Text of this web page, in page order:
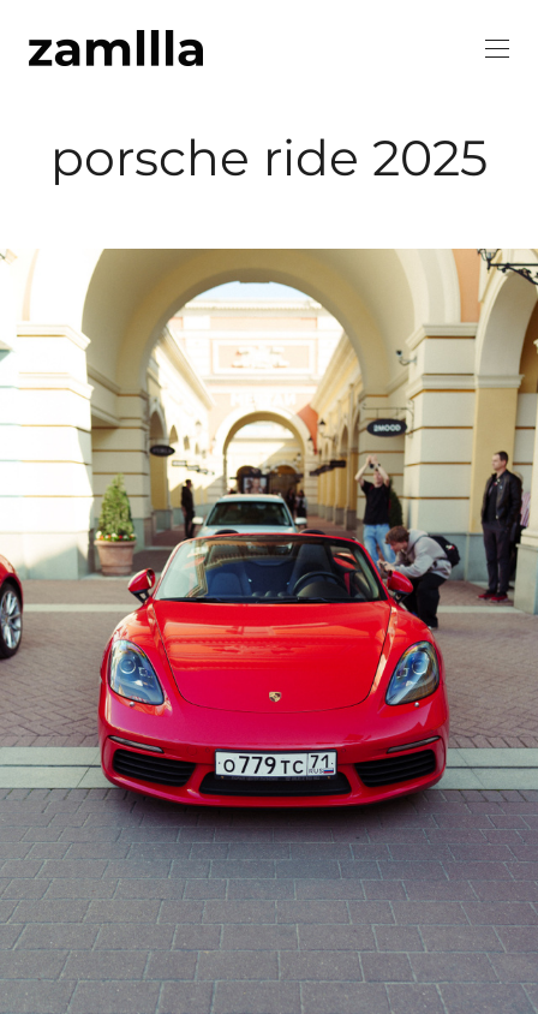
porsche ride 2025